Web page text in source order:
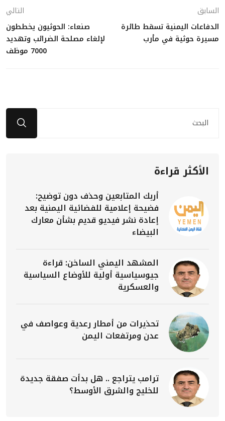
السابق
الدفاعات اليمنية تسقط طائرة
مسيرة حوثية في مأرب
التالي
صنعاء: الحوثيون يخططون
لإلغاء مصلحة الضرائب وتهديد
7000 موظف
الأكثر قراءة
أربك المتابعين وحذف دون توضيح:
فضيحة إعلامية للفضائية اليمنية بعد
إعادة نشر فيديو قديم بشأن معارك
البيضاء
المشهد اليمني الساخن: قراءة
جيوسياسية أولية للأوضاع السياسية
والعسكرية
تحذيرات من أمطار رعدية وعواصف في
عدن ومرتفعات اليمن
ترامب يتراجع .. هل بدأت صفقة جديدة
للخليج والشرق الأوسط؟